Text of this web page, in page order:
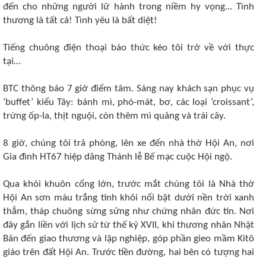
đến cho những người lữ hành trong niềm hy vọng... Tình
thương là tất cả! Tình yêu là bất diệt!
Tiếng chuông điện thoại báo thức kéo tôi trở về với thực
tại…
BTC thông báo 7 giờ điểm tâm. Sáng nay khách sạn phục vụ
‘buffet’ kiểu Tây: bánh mì, phó-mát, bơ, các loại ‘croissant’,
trứng ốp-la, thịt nguội, còn thêm mì quảng và trái cây.
8 giờ, chúng tôi trả phòng, lên xe đến nhà thờ Hội An, nơi
Gia đình HT67 hiệp dâng Thánh lễ Bế mạc cuộc Hội ngộ.
Qua khỏi khuôn cổng lớn, trước mắt chúng tôi là Nhà thờ
Hội An sơn màu trắng tinh khôi nổi bật dưới nền trời xanh
thẳm, tháp chuông sừng sững như chứng nhân đức tin. Nơi
đây gắn liền với lịch sử từ thế kỷ XVII, khi thương nhân Nhật
Bản đến giao thương và lập nghiệp, góp phần gieo mầm Kitô
giáo trên đất Hội An. Trước tiền đường, hai bên có tượng hai